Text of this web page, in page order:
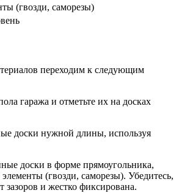
(гвозди, саморезы)
переходим к следующим
гаража и отметьте их на досках
доски нужной длины, используя
доски в форме прямоугольника,
(гвозди, саморезы). Убедитесь,
зазоров и жестко фиксирована.